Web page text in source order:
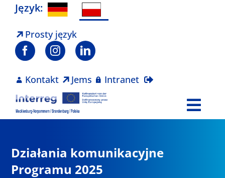
Skip
content
Język:
Prosty język
Kontakt Jems Intranet
Projekty
Działania komunikacyjne
Programu 2025